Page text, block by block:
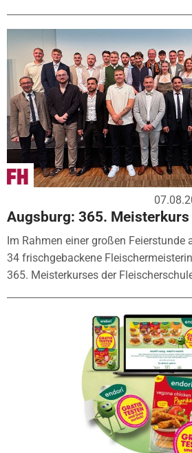
Augsburg: 365. Meisterkurs
Im Rahmen einer großen Feierstunde
34 frischgebackene
365. Meisterkurses der